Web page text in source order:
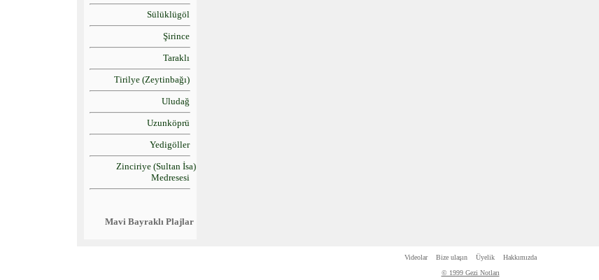
Sülüklügöl
Şirince
Taraklı
Tirilye (Zeytinbağı)
Uludağ
Uzunköprü
Yedigöller
Zinciriye (Sultan İsa)
Medresesi
Mavi Bayraklı Plajlar
Videolar Bize ulaşın Üyelik
Hakkımızda
© 1999 Gezi Notları